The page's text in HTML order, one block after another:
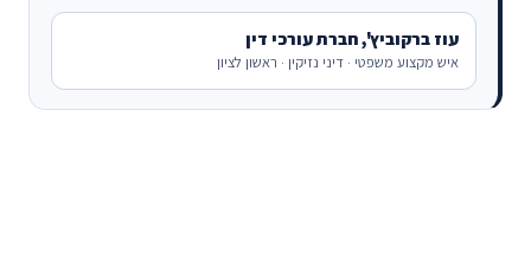
עוז ברקוביץ', חברת עורכי דין
איש מקצוע משפטי · דיני נזיקין · ראשון לציון